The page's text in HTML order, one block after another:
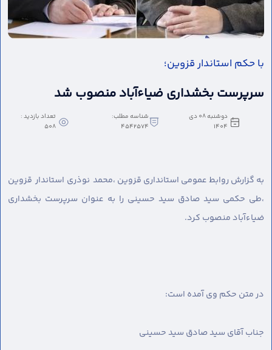
با حکم استاندار قزوین؛
سرپرست بخشداری ضیاءآباد منصوب شد
دوشنبه 08 دی
1404
شناسه مطلب:
4542574
تعداد بازدید :
508
به گزارش روابط عمومی استانداری قزوین ،محمد نوذری استاندار قزوین
،طی حکمی سید صادق سید حسینی را به عنوان سرپرست بخشداری
ضیاءآباد منصوب کرد.
در متن حکم وی آمده است:
جناب آقای سید صادق سید حسینی